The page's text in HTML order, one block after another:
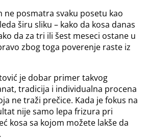
ne posmatra svaku posetu kao
širu sliku – kako da kosa danas
da za tri ili šest meseci ostane u
zbog toga poverenje raste iz
je dobar primer takvog
tradicija i individualna procena
ne traži prečice. Kada je fokus na
nije samo lepa frizura pri
kosa sa kojom možete lakše da